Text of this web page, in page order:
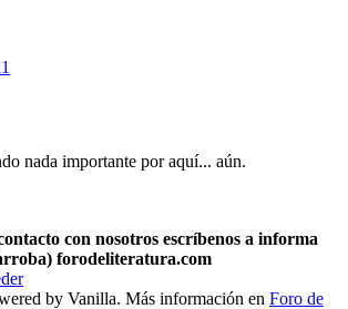
nada importante por aquí... aún.
con nosotros escríbenos a informa
forodeliteratura.com
by Vanilla. Más información en Foro de